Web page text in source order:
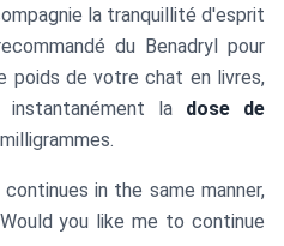
la tranquillité d'esprit
du Benadryl pour
poids de votre chat en livres,
la dose de
in the same manner,
you like me to continue